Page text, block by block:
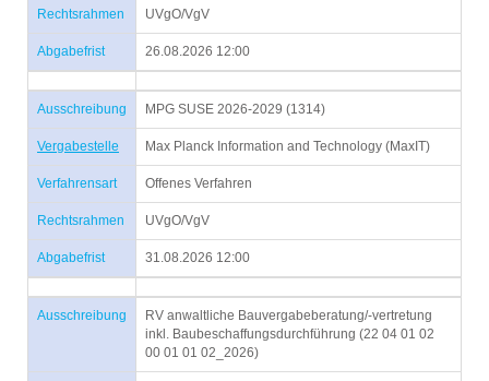
Rechtsrahmen UVgO/VgV
Abgabefrist 26.08.2026 12:00
Ausschreibung MPG SUSE 2026-2029 (1314)
Vergabestelle Max Planck Information and Technology (MaxIT)
Verfahrensart Offenes Verfahren
Rechtsrahmen UVgO/VgV
Abgabefrist 31.08.2026 12:00
Ausschreibung
RV anwaltliche Bauvergabeberatung/-vertretung
inkl. Baubeschaffungsdurchführung (22 04 01 02
00 01 01 02_2026)